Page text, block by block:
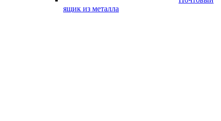
ящик из металла